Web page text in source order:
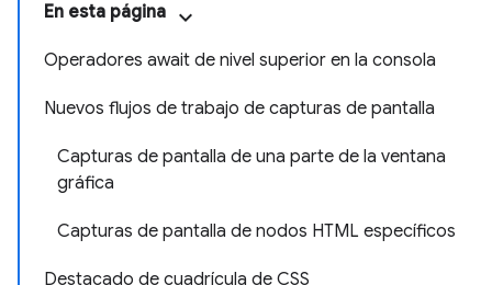
En esta página
Operadores await de nivel superior en la consola
Nuevos flujos de trabajo de capturas de pantalla
Capturas de pantalla de una parte de la ventana
gráfica
Capturas de pantalla de nodos HTML específicos
Destacado de cuadrícula de CSS